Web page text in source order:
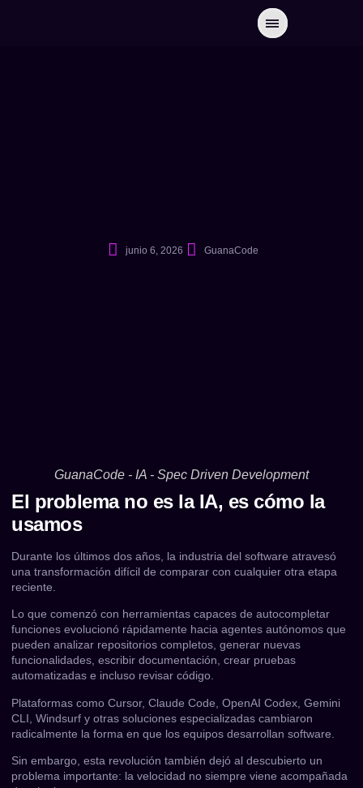
junio 6, 2026 GuanaCode
GuanaCode - IA - Spec Driven Development
El problema no es la IA, es cómo la
usamos
Durante los últimos dos años, la industria del software atravesó
una transformación difícil de comparar con cualquier otra etapa
reciente.
Lo que comenzó con herramientas capaces de autocompletar
funciones evolucionó rápidamente hacia agentes autónomos que
pueden analizar repositorios completos, generar nuevas
funcionalidades, escribir documentación, crear pruebas
automatizadas e incluso revisar código.
Plataformas como Cursor, Claude Code, OpenAI Codex, Gemini
CLI, Windsurf y otras soluciones especializadas cambiaron
radicalmente la forma en que los equipos desarrollan software.
Sin embargo, esta revolución también dejó al descubierto un
problema importante: la velocidad no siempre viene acompañada